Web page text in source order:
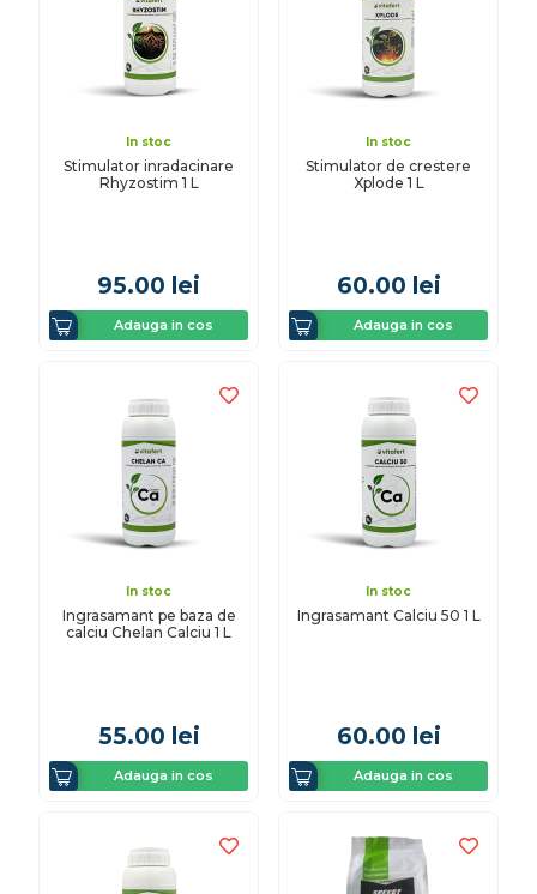
In stoc
Stimulator inradacinare
Rhyzostim 1 L
95.00 lei
Adauga in cos
In stoc
Stimulator de crestere
Xplode 1 L
60.00 lei
Adauga in cos
In stoc
Ingrasamant pe baza de
calciu Chelan Calciu 1 L
55.00 lei
Adauga in cos
In stoc
Ingrasamant Calciu 50 1 L
60.00 lei
Adauga in cos